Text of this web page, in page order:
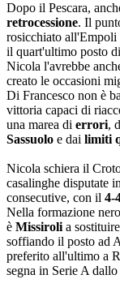
Dopo il Pescara,
retrocessione. Il
rosicchiato all'Empoli
il quart'ultimo posto
Nicola l'avrebbe
creato le occasioni
Di Francesco non è
vittoria capaci di
una marea di errori,
Sassuolo e dai limiti
Nicola schiera il
casalinghe disputate
consecutive, con il 4-
Nella formazione
è Missiroli a
soffiando il posto ad
preferito all'ultimo a
segna in Serie A